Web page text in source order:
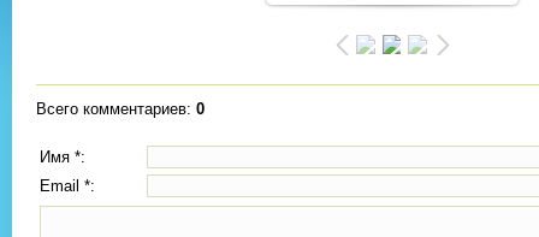
Всего комментариев: 0
Имя *:
Email *: